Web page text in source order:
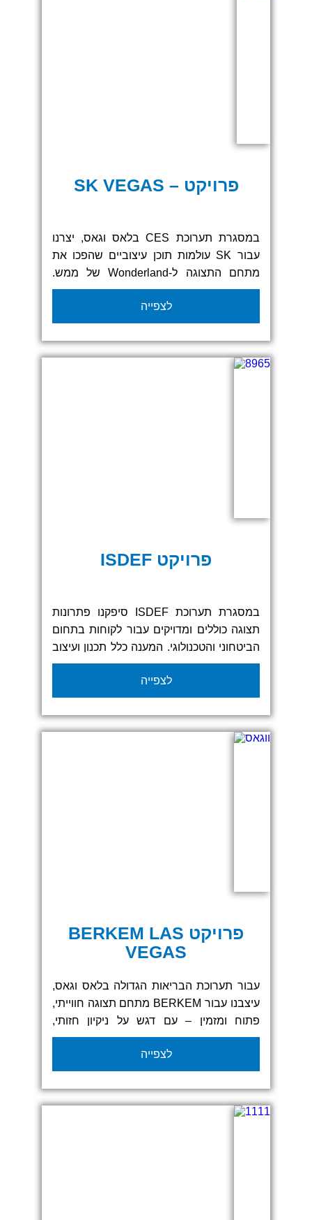
פרויקט – SK VEGAS
במסגרת תערוכת CES בלאס וגאס, יצרנו
עבור SK עולמות תוכן עיצוביים שהפכו את
מתחם התצוגה ל-Wonderland של ממש.
הפרויקט כלל עיצוב והפקה של אלמנטים
גרפיים חווייתיים, שילוט מואר, מתחמי
אינטראקציה, דלפקים ממותגים, אלמנטים
תלת־ממדיים, ריצוף גרפי מודפס וגרפיקה
קונספטואלית שעטפה את כל האזור.
לצפייה
פרויקט ISDEF
במסגרת תערוכת ISDEF סיפקנו פתרונות
תצוגה כוללים ומדויקים עבור לקוחות בתחום
הביטחוני והטכנולוגי. המענה כלל תכנון ועיצוב
של קירות תצוגה מותאמים אישית, הדפסות
בקנה מידה גדול, שילוט חזותי, ומערכות
תצוגה פונקציונליות שתומכות בחוויית
מבקרים אופטימלית.
העבודה כללה התאמה מלאה לשפה המותגית
לצפייה
פרויקט BERKEM LAS
VEGAS
עבור תערוכת הבריאות הגדולה בלאס וגאס,
עיצבנו עבור BERKEM מתחם תצוגה חווייתי,
פתוח ומזמין – עם דגש על ניקיון חזותי,
צבעוניות מדויקת ומסרים ברורים.
הביתן כלל קירות תוכן בהדפסה אישית,
מערכת שילוט היקפית, גרפיקה תלת־ממדית
ועיצוב גרפי מוקפד שיצר מראה חדשני לצד
תחושת טבע וניקיון – בדיוק כפי שמסמלת
לצפייה